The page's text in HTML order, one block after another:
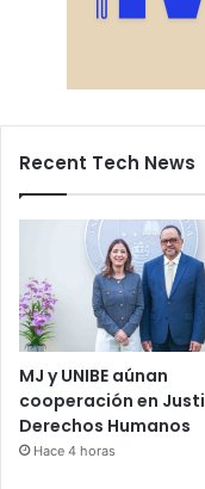
Recent Tech News
MJ y UNIBE aúnan
cooperación en
Derechos Humanos
Hace 4 horas